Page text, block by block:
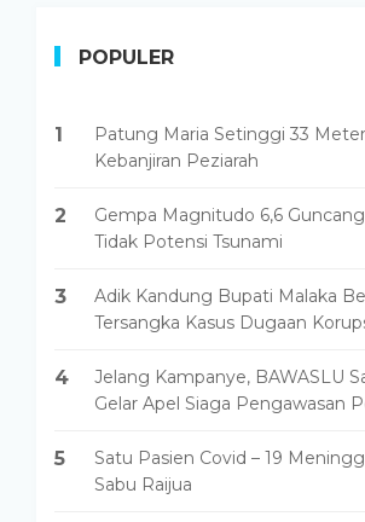
POPULER
1
Patung Maria Setinggi 33
Kebanjiran Peziarah
2
Gempa Magnitudo 6,6
Tidak Potensi Tsunami
3
Adik Kandung Bupati Malaka
Tersangka Kasus Dugaan
4
Jelang Kampanye, BAWASLU
Gelar Apel Siaga Pengawasan
5
Satu Pasien Covid – 19
Sabu Raijua